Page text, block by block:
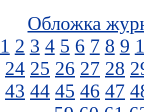
Обложка
1 2 3 4 5 6 7 8 9
24 25 26 27 28
43 44 45 46 47